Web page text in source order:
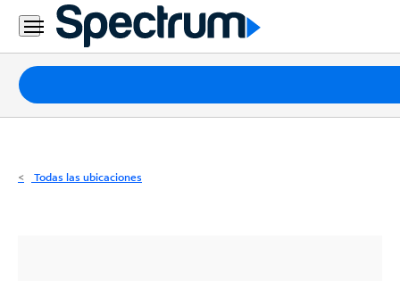
Residencial
Business
Paquetes
Internet
Todas las ubicaciones